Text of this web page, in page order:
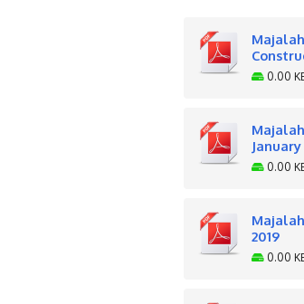
0.00
0.00
2019
0.00